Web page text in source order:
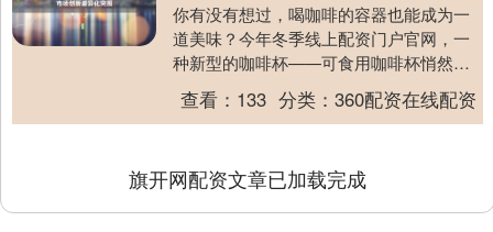
你有没有想过，喝咖啡的容器也能成为一
道美味？今年冬季线上配资门户官网，一
种新型的咖啡杯——可食用咖啡杯悄然走
红，成为众多年轻人打卡的焦点。这种饼
干杯不仅可以喝咖....
查看： 133 分类：360配资在线配资
旗开网配资文章已加载完成